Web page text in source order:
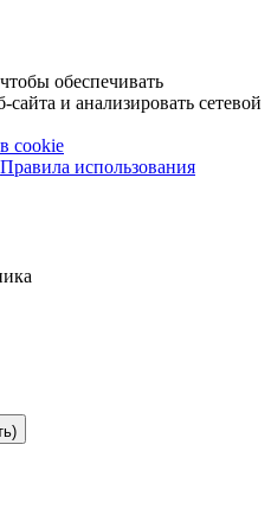
обеспечивать
и анализировать сетевой
cookie
Правила использования